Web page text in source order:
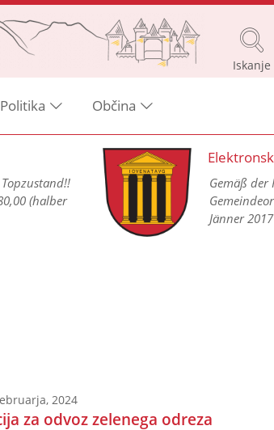
Iskanje
Politika Občina
(halber
Gemäß der
Jänner
2024
za odvoz zelenega odreza